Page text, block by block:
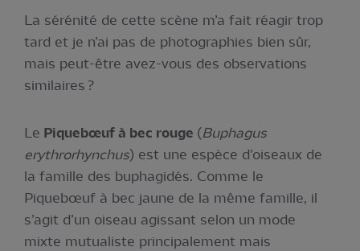
La sérénité de cette scène m’a fait réagir trop
tard et je n’ai pas de photographies bien sûr,
mais peut-être avez-vous des observations
similaires ?
Le Piquebœuf à bec rouge (Buphagus
erythrorhynchus) est une espèce d’oiseaux de
la famille des buphagidés. Comme le
Piquebœuf à bec jaune de la même famille, il
s’agit d’un oiseau agissant selon un mode
mixte mutualiste principalement mais